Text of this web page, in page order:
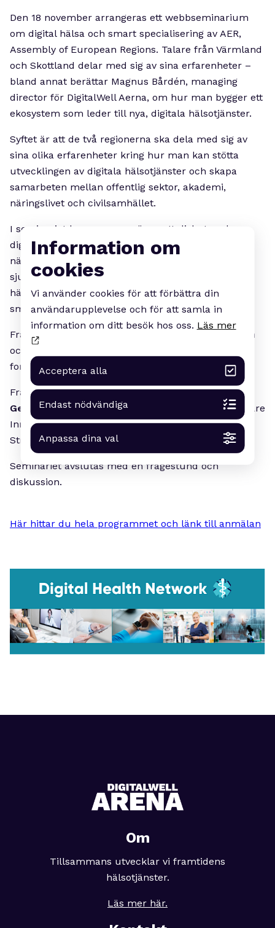
Den 18 november arrangeras ett webbseminarium
om digital hälsa och smart specialisering av AER,
Assembly of European Regions. Talare från Värmland
och Skottland delar med sig av sina erfarenheter –
bland annat berättar Magnus Bårdén, managing
director för DigitalWell Aerna, om hur man bygger ett
ekosystem som leder till nya, digitala hälsotjänster.
Syftet är att de två regionerna ska dela med sig av
sina olika erfarenheter kring hur man kan stötta
utvecklingen av digitala hälsotjänster och skapa
samarbeten mellan offentlig sektor, akademi,
näringslivet och civilsamhället.
I seminariet kommer man även att diskutera hur
digitala hälsotjänster kan bidra till tillväxt i
näringslivet och ökad effektivitet inom hälso- och
sjukvården, samt hur innovation kring digitala
hälsotjänster passar in i regionernas strategier för
smart specialisering.
Från Värmland medverkar förutom
Magnus Bårdén
också
forskning på Region Värmland.
Från Skottland medverkar bland andra professor
George Crooks, Chief Executive, Digital Health & Care
Innovation Centre ochLinda Murray, Head of
Strategy, Scottish Enterprise.
Seminariet avslutas med en frågestund och
diskussion.
Här hittar du hela programmet och länk till anmälan
Om
Tillsammans utvecklar vi framtidens
hälsotjänster.
Läs mer här.
Information om
cookies
Vi använder cookies för att förbättra din
användarupplevelse och för att samla in
information om ditt besök hos oss. Läs mer
Acceptera alla
Endast nödvändiga
Anpassa dina val